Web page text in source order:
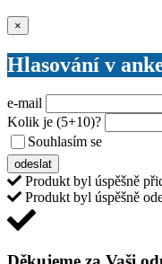
×
Hlasování v
e-mail
Kolik je (5+10)?
Souhlasím se
odeslat
Produkt byl úspěšně
Produkt byl úspěšně